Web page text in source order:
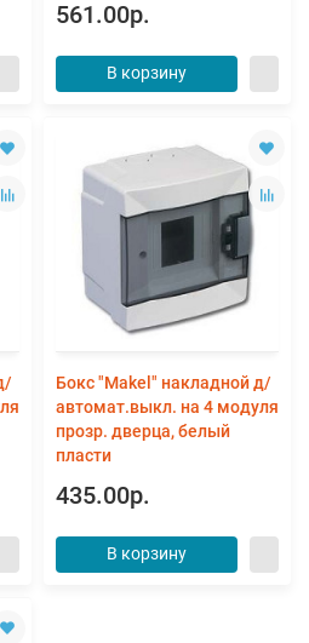
561.00р.
В корзину
Бокс "Makel" накладной д/
автомат.выкл. на 4 модуля
прозр. дверца, белый
пласти
435.00р.
В корзину